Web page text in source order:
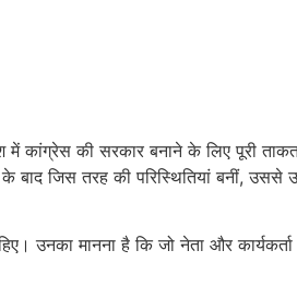
की सरकार बनाने के लिए पूरी
जिस तरह की परिस्थितियां बनीं, उससे
उनका मानना है कि जो नेता और